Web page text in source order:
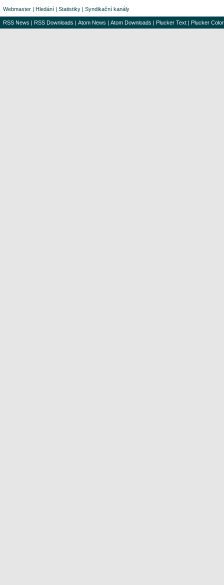
Webmaster | Hledání | Statistiky | Syndikační kanály
RSS News | RSS Downloads | Atom News | Atom Downloads | Plucker Text | Plucker Color